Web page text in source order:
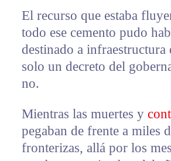
El recurso que estaba
todo ese cemento pudo
destinado a infraestructura
solo un decreto del
no.
Mientras las muertes y
pegaban de frente a miles
fronterizas, allá por los